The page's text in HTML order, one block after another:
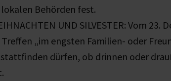
Behörden fest.
UND SILVESTER: Vom 23.
„im engsten Familien- oder
dürfen, ob drinnen oder